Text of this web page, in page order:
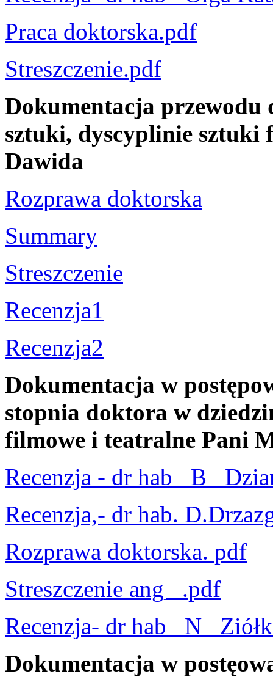
Praca doktorska.pdf
Streszczenie.pdf
Dokumentacja przewodu
sztuki, dyscyplinie sztuki
Dawida
Rozprawa doktorska
Summary
Streszczenie
Recenzja1
Recenzja2
Dokumentacja w
stopnia doktora w
filmowe i teatralne Pani
Recenzja - dr hab_ B_
Recenzja,- dr hab.
Rozprawa doktorska. pdf
Streszczenie ang_ .pdf
Recenzja- dr hab_ N_
Dokumentacja w